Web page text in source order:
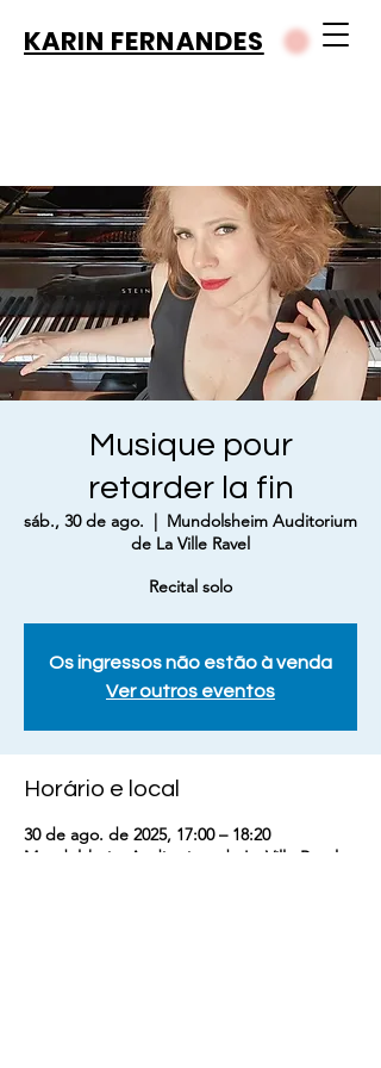
KARIN FERNANDES
Musique pour
retarder la fin
sáb., 30 de ago.
  |
Mundolsheim Auditorium
de La Ville Ravel
Recital solo
Os ingressos não estão à venda
Ver outros eventos
Horário e local
30 de ago. de 2025, 17:00 – 18:20
Mundolsheim Auditorium de La Ville Ravel,